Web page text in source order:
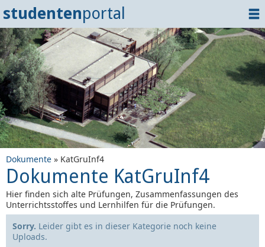
studentenportal
Home
Dokumente
Events
? Tipps
Login
Dokumente » KatGruInf4
Dokumente KatGruInf4
Hier finden sich alte Prüfungen, Zusammenfassungen des
Unterrichtsstoffes und Lernhilfen für die Prüfungen.
Sorry. Leider gibt es in dieser Kategorie noch keine
Uploads.